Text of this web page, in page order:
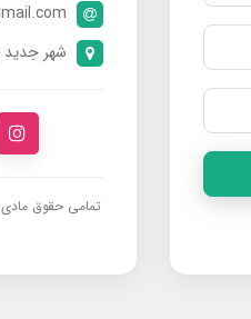
شهر جدید
تمامی حقوق